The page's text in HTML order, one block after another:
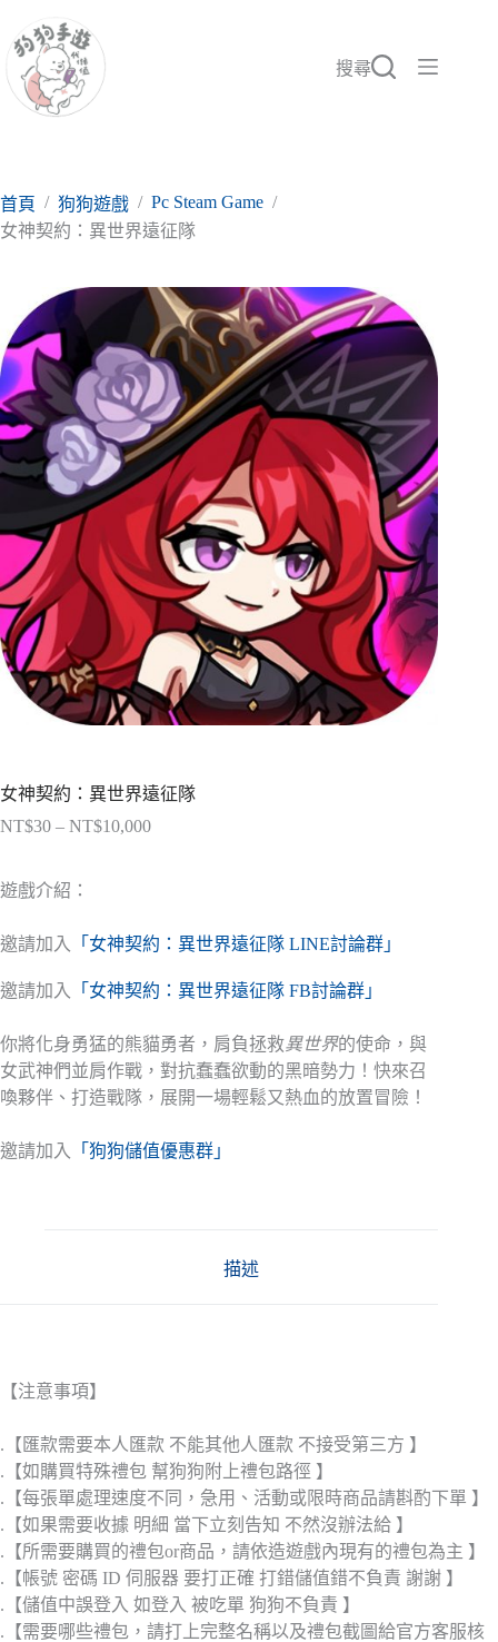
至
要
搜尋
首頁 / 狗狗遊戲 / Pc Steam Game /
女神契約：異世界遠征隊
女神契約：異世界遠征隊
NT$30 – NT$10,000價
NT$30
到
NT$10,000
遊戲介紹：
邀請加入 「女神契約：異世界遠征隊 LINE討論群」
邀請加入 「女神契約：異世界遠征隊 FB討論群」
你將化身勇猛的熊貓勇者，肩負拯救異世界的使命，與
女武神們並肩作戰，對抗蠢蠢欲動的黑暗勢力！快來召
喚夥伴、打造戰隊，展開一場輕鬆又熱血的放置冒險！
邀請加入 「狗狗儲值優惠群」
描述
【注意事項】
.【匯款需要本人匯款 不能其他人匯款 不接受第三方 】
.【如購買特殊禮包 幫狗狗附上禮包路徑 】
.【每張單處理速度不同，急用、活動或限時商品請斟酌下單 】
.【如果需要收據 明細 當下立刻告知 不然沒辦法給 】
.【所需要購買的禮包or商品，請依造遊戲內現有的禮包為主 】
.【帳號 密碼 ID 伺服器 要打正確 打錯儲值錯不負責 謝謝 】
.【儲值中誤登入 如登入 被吃單 狗狗不負責 】
.【需要哪些禮包，請打上完整名稱以及禮包截圖給官方客服核